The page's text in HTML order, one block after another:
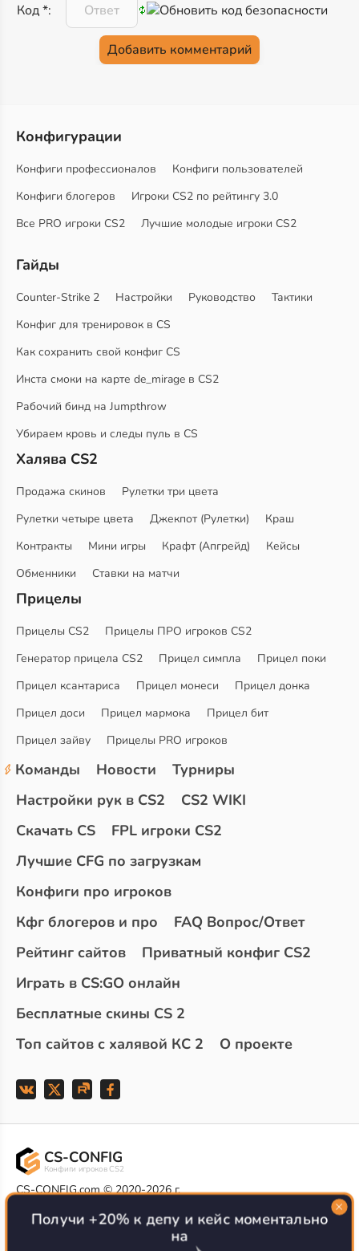
Код *:
Конфигурации
Конфиги профессионалов
Конфиги пользователей
Конфиги блогеров
Игроки CS2 по рейтингу 3.0
Все PRO игроки CS2
Лучшие молодые игроки CS2
Гайды
Counter-Strike 2 Настройки Руководство
Тактики
Конфиг для тренировок в CS
Как сохранить свой конфиг CS
Инста смоки на карте de_mirage в CS2
Рабочий бинд на Jumpthrow
Убираем кровь и следы пуль в CS
Халява CS2
Продажа скинов
Рулетки три цвета
Рулетки четыре цвета
Джекпот (Рулетки)
Краш
Контракты
Мини игры Крафт (Апгрейд)
Кейсы
Обменники
Ставки на матчи
Прицелы
Прицелы CS2
Прицелы ПРО игроков CS2
Генератор прицела CS2
Прицел симпла
Прицел поки
Прицел ксантариса
Прицел монеси
Прицел донка
Прицел доси
Прицел мармока
Прицел бит
Прицел зайву
Прицелы PRO игроков
Команды Новости
Турниры
Настройки рук в CS2
CS2 WIKI
Скачать CS
FPL игроки CS2
Лучшие CFG по загрузкам
Конфиги про игроков
Кфг блогеров и про
FAQ Вопрос/Ответ
Рейтинг сайтов
Приватный конфиг CS2
Играть в CS:GO онлайн
Бесплатные скины CS 2
Топ сайтов с халявой КС 2
О проекте
CS-CONFIG
Конфиги игроков CS2
CS-CONFIG.com © 2020-2026 г.
РЕКЛАМА НА САЙТЕ
Получи +20% к депу и кейс моментально
на